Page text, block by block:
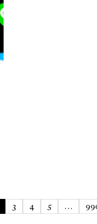
3 4 5 …